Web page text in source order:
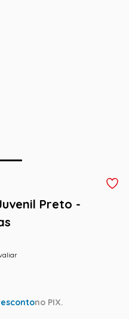
Preto -
no PIX.